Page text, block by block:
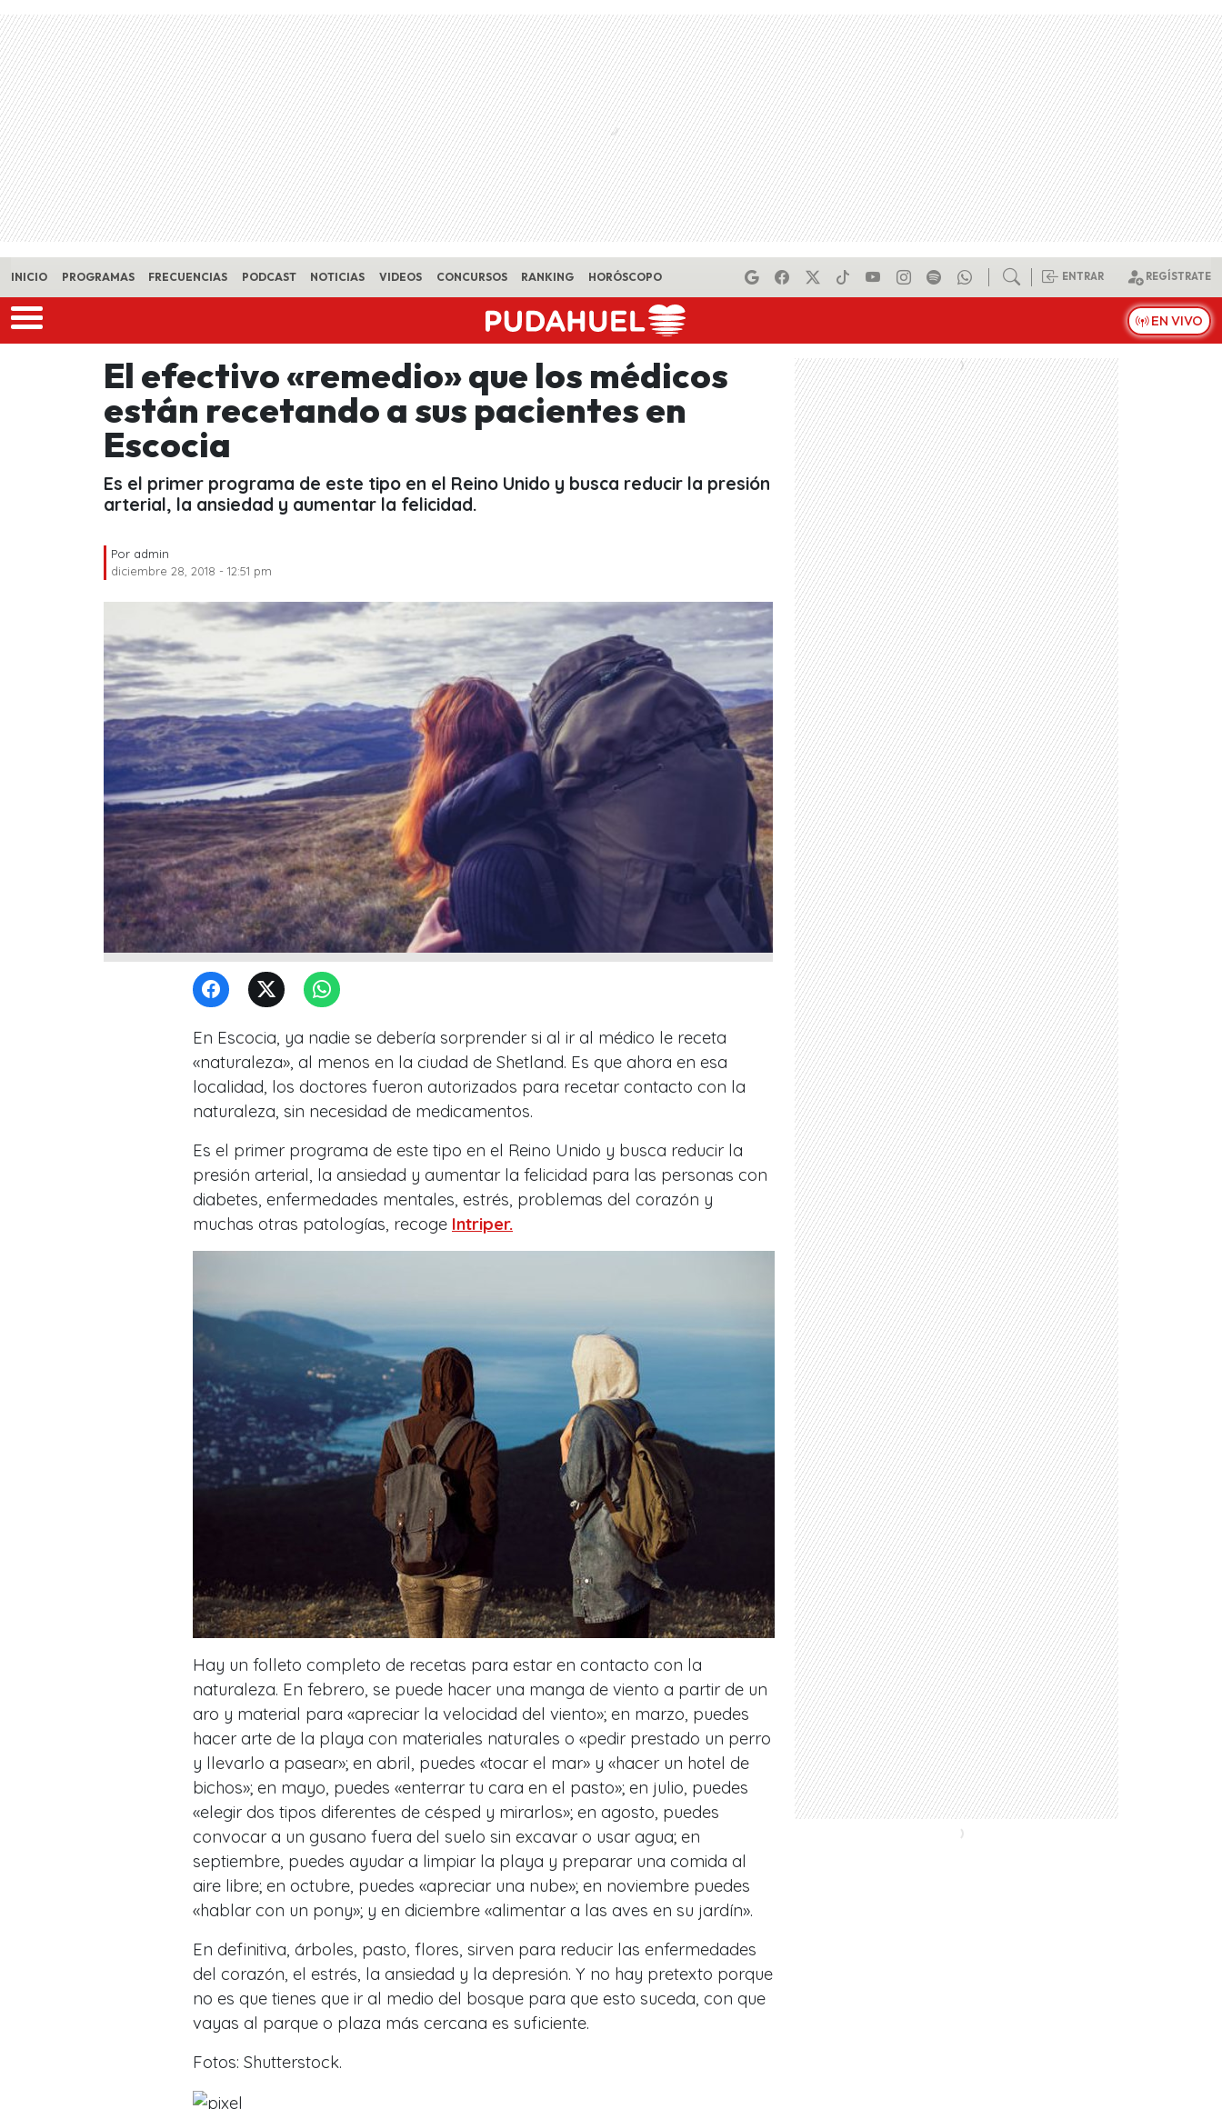
Skip to main content
INICIO PROGRAMAS FRECUENCIAS PODCAST NOTICIAS VIDEOS CONCURSOS RANKING HORÓSCOPO ENTRAR REGÍSTRATE
EN VIVO
El efectivo «remedio» que los médicos
están recetando a sus pacientes en
Escocia
Es el primer programa de este tipo en el Reino Unido y busca reducir la presión
arterial, la ansiedad y aumentar la felicidad.
Por admin
diciembre 28, 2018 - 12:51 pm
En Escocia, ya nadie se debería sorprender si al ir al médico le receta
«naturaleza», al menos en la ciudad de Shetland. Es que ahora en esa
localidad, los doctores fueron autorizados para recetar contacto con la
naturaleza, sin necesidad de medicamentos.
Es el primer programa de este tipo en el Reino Unido y busca reducir la
presión arterial, la ansiedad y aumentar la felicidad para las personas con
diabetes, enfermedades mentales, estrés, problemas del corazón y
muchas otras patologías, recoge Intriper.
Hay un folleto completo de recetas para estar en contacto con la
naturaleza. En febrero, se puede hacer una manga de viento a partir de un
aro y material para «apreciar la velocidad del viento»; en marzo, puedes
hacer arte de la playa con materiales naturales o «pedir prestado un perro
y llevarlo a pasear»; en abril, puedes «tocar el mar» y «hacer un hotel de
bichos»; en mayo, puedes «enterrar tu cara en el pasto»; en julio, puedes
«elegir dos tipos diferentes de césped y mirarlos»; en agosto, puedes
convocar a un gusano fuera del suelo sin excavar o usar agua; en
septiembre, puedes ayudar a limpiar la playa y preparar una comida al
aire libre; en octubre, puedes «apreciar una nube»; en noviembre puedes
«hablar con un pony»; y en diciembre «alimentar a las aves en su jardín».
En definitiva, árboles, pasto, flores, sirven para reducir las enfermedades
del corazón, el estrés, la ansiedad y la depresión. Y no hay pretexto porque
no es que tienes que ir al medio del bosque para que esto suceda, con que
vayas al parque o plaza más cercana es suficiente.
Fotos: Shutterstock.